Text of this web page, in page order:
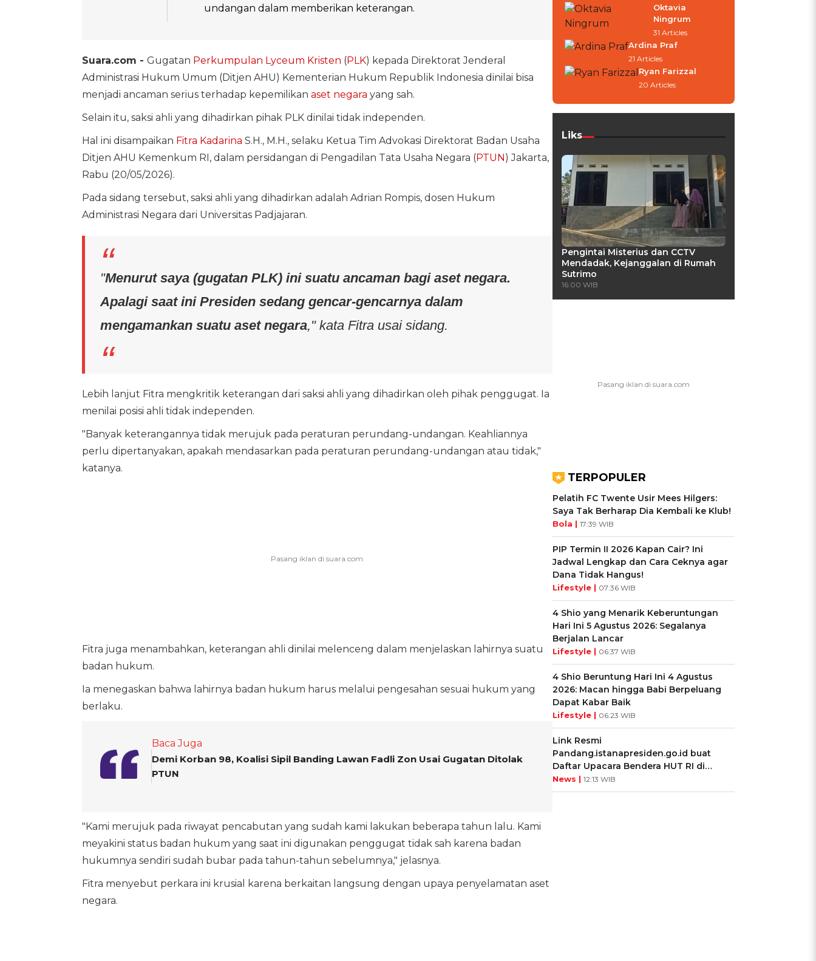
undangan dalam memberikan keterangan.
Suara.com - Gugatan Perkumpulan Lyceum Kristen (PLK) kepada Direktorat Jenderal
Administrasi Hukum Umum (Ditjen AHU) Kementerian Hukum Republik Indonesia dinilai bisa
menjadi ancaman serius terhadap kepemilikan aset negara yang sah.
Selain itu, saksi ahli yang dihadirkan pihak PLK dinilai tidak independen.
Hal ini disampaikan Fitra Kadarina S.H., M.H., selaku Ketua Tim Advokasi Direktorat Badan Usaha
Ditjen AHU Kemenkum RI, dalam persidangan di Pengadilan Tata Usaha Negara (PTUN) Jakarta,
Rabu (20/05/2026).
Pada sidang tersebut, saksi ahli yang dihadirkan adalah Adrian Rompis, dosen Hukum
Administrasi Negara dari Universitas Padjajaran.
"Menurut saya (gugatan PLK) ini suatu ancaman bagi aset negara.
Apalagi saat ini Presiden sedang gencar-gencarnya dalam
mengamankan suatu aset negara," kata Fitra usai sidang.
Lebih lanjut Fitra mengkritik keterangan dari saksi ahli yang dihadirkan oleh pihak penggugat. Ia
menilai posisi ahli tidak independen.
"Banyak keterangannya tidak merujuk pada peraturan perundang-undangan. Keahliannya
perlu dipertanyakan, apakah mendasarkan pada peraturan perundang-undangan atau tidak,"
katanya.
Fitra juga menambahkan, keterangan ahli dinilai melenceng dalam menjelaskan lahirnya suatu
badan hukum.
Ia menegaskan bahwa lahirnya badan hukum harus melalui pengesahan sesuai hukum yang
berlaku.
Baca Juga
Demi Korban 98, Koalisi Sipil Banding Lawan Fadli Zon Usai Gugatan Ditolak
PTUN
"Kami merujuk pada riwayat pencabutan yang sudah kami lakukan beberapa tahun lalu. Kami
meyakini status badan hukum yang saat ini digunakan penggugat tidak sah karena badan
hukumnya sendiri sudah bubar pada tahun-tahun sebelumnya," jelasnya.
Fitra menyebut perkara ini krusial karena berkaitan langsung dengan upaya penyelamatan aset
negara.
Oktavia
Ningrum
31 Articles
Ardina Praf
21 Articles
Ryan Farizzal
20 Articles
Liks
Pengintai Misterius dan CCTV
Mendadak, Kejanggalan di Rumah
Sutrimo
16:00 WIB
TERPOPULER
Pelatih FC Twente Usir Mees Hilgers:
Saya Tak Berharap Dia Kembali ke Klub!
Bola | 17:39 WIB
PIP Termin II 2026 Kapan Cair? Ini
Jadwal Lengkap dan Cara Ceknya agar
Dana Tidak Hangus!
Lifestyle | 07:36 WIB
4 Shio yang Menarik Keberuntungan
Hari Ini 5 Agustus 2026: Segalanya
Berjalan Lancar
Lifestyle | 06:37 WIB
4 Shio Beruntung Hari Ini 4 Agustus
2026: Macan hingga Babi Berpeluang
Dapat Kabar Baik
Lifestyle | 06:23 WIB
Link Resmi
Pandang.istanapresiden.go.id buat
Daftar Upacara Bendera HUT RI di
Istana Negara
News | 12:13 WIB